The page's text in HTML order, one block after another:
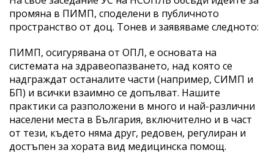
промяна в ПИМП, споделени в публичното
пространство от доц. Тонев и заявяваме следното:
ПИМП, осигурявана от ОПЛ, е основата на
системата на здравеопазването, над която се
надграждат останалите части (например, СИМП и
БП) и всички взаимно се допълват. Нашите
практики са разположени в много и най-различни
населени места в България, включително и в част
от тези, където няма друг, редовен, регулиран и
достъпен за хората вид медицинска помощ.